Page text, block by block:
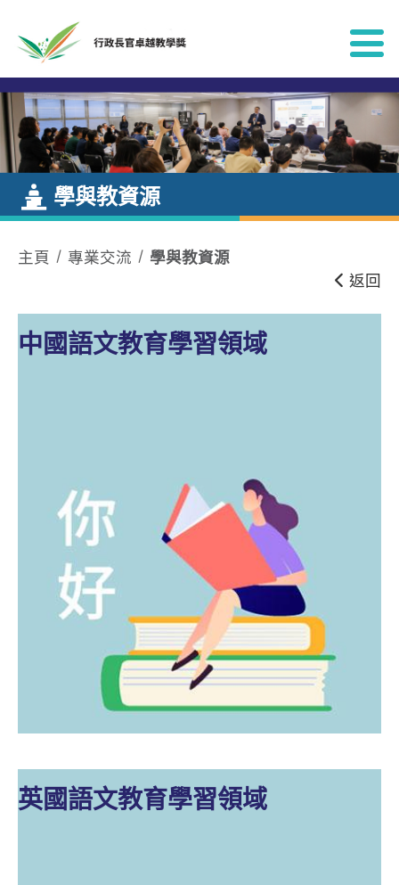
學與教資源
主頁 專業交流
學與教資源
返回
中國語文教育學習領域
英國語文教育學習領域